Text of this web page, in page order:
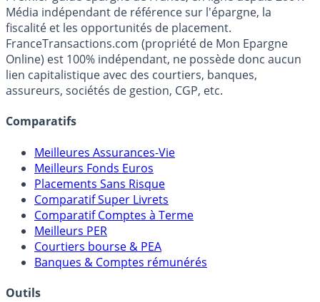
Premier guide épargne de France, en ligne depuis 2001.
Média indépendant de référence sur l'épargne, la
fiscalité et les opportunités de placement.
FranceTransactions.com (propriété de Mon Epargne
Online) est 100% indépendant, ne possède donc aucun
lien capitalistique avec des courtiers, banques,
Meilleures Assurances-Vie
Meilleurs Fonds Euros
Placements Sans Risque
Comparatif Super Livrets
Comparatif Comptes à Terme
Meilleurs PER
Courtiers bourse & PEA